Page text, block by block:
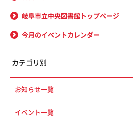
岐阜市立中央図書館トップページ
今月のイベントカレンダー
カテゴリ別
お知らせ一覧
イベント一覧